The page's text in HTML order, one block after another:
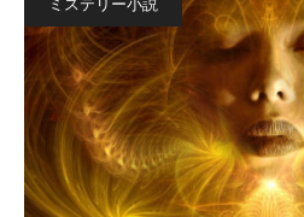
ミステリー小説